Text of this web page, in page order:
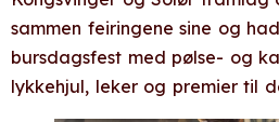
sammen feiringene sine og
bursdagsfest med pølse- og
lykkehjul, leker og premier til